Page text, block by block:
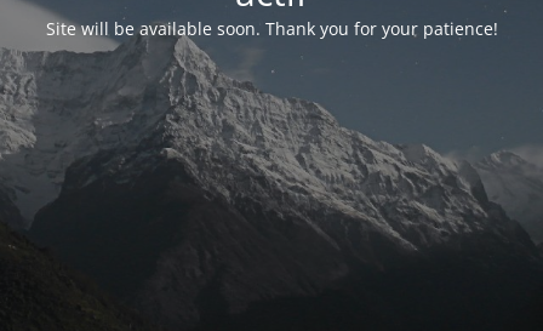
Site will be available soon. Thank you for your patience!